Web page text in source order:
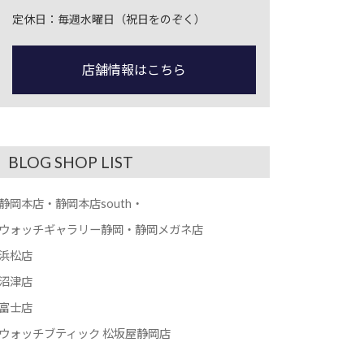
定休日：毎週水曜日（祝日をのぞく）
店舗情報はこちら
BLOG SHOP LIST
岡本店・静岡本店south・
ォッチギャラリー静岡・静岡メガネ店
松店
津店
士店
ォッチブティック 松坂屋静岡店